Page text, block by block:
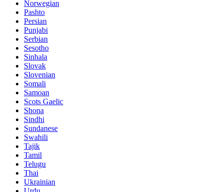
Norwegian
Pashto
Persian
Punjabi
Serbian
Sesotho
Sinhala
Slovak
Slovenian
Somali
Samoan
Scots Gaelic
Shona
Sindhi
Sundanese
Swahili
Tajik
Tamil
Telugu
Thai
Ukrainian